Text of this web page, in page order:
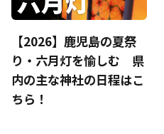
【2026】鹿児島の夏祭
り・六月灯を愉しむ 県
内の主な神社の日程はこ
ちら！